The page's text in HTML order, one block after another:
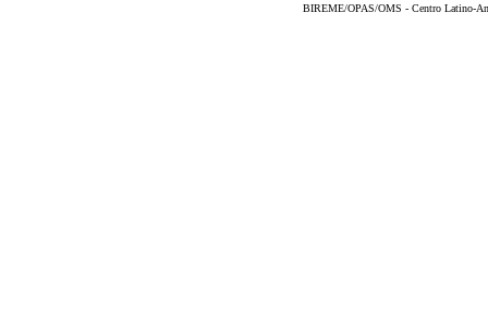
BIREME/OPAS/OMS - Centro Latino-